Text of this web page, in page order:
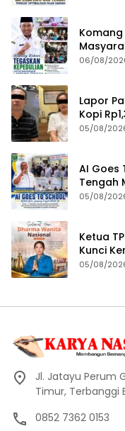
06/08/
Lapor
Kopi
05/08/
AI Goes
Tengah
05/08/
Ketua
Kunci
05/08/
Jl. Jatayu Perum
Timur, Terbanggi
0852 7362 0153